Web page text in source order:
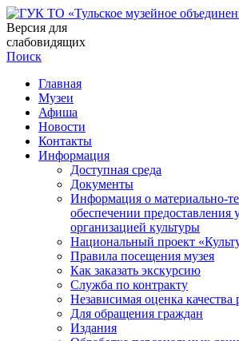
Версия для
слабовидящих
Поиск
Главная
Музеи
Афиша
Новости
Контакты
Информация
Доступная среда
Документы
Информация о материально-
обеспечении предоставления
организацией культуры
Национальный проект
Правила посещения музея
Как заказать экскурсию
Служба по контракту
Независимая оценка
Для обращения граждан
Издания